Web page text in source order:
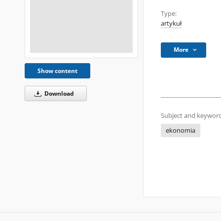
Show content
Download
Type:
artykuł
More
Subject and
ekonomia